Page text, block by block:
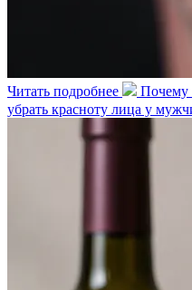
Читать подробнее
Почему
убрать красноту лица у